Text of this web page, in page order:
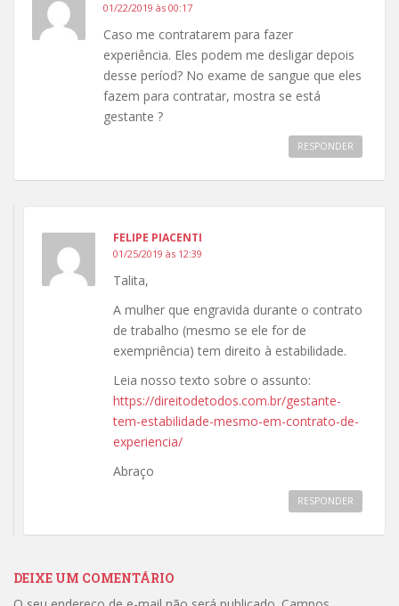
01/22/2019 às 00:17
Caso me contratarem para fazer
experiência. Eles podem me desligar depois
desse períod? No exame de sangue que eles
fazem para contratar, mostra se está
gestante ?
RESPONDER
FELIPE PIACENTI
01/25/2019 às 12:39
Talita,
A mulher que engravida durante o contrato
de trabalho (mesmo se ele for de
exempriência) tem direito à estabilidade.
Leia nosso texto sobre o assunto:
https://direitodetodos.com.br/gestante-
tem-estabilidade-mesmo-em-contrato-de-
experiencia/
Abraço
RESPONDER
DEIXE UM COMENTÁRIO